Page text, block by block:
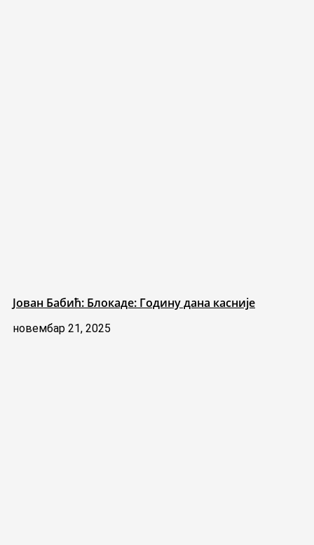
Јован Бабић: Блокаде: Годину дана касније
новембар 21, 2025